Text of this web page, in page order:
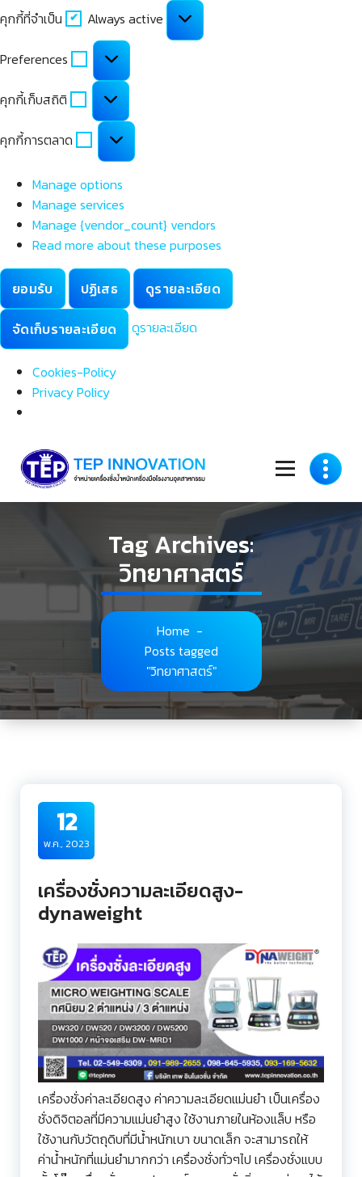
คุกกี้ที่จำเป็น
ที่
จำเป็น
Always active
Preferences Preferences
คุกกี้เก็บสถิติ
คุกกี้
เก็บ
สถิติ
คุกกี้การตลาด
คุกกี้
การ
Manage options
Manage services
Manage {vendor_count} vendors
Read more about these purposes
ยอมรับ ปฏิเสธ ดูรายละเอียด
จัดเก็บรายละเอียด ดูรายละเอียด
Cookies-Policy
Privacy Policy
content
Tag Archives:
วิทยาศาสตร์
Home -
Posts tagged
"วิทยาศาสตร์"
12
พ.ค., 2023
เครื่องชั่งความละเอียดสูง-
dynaweight
เครื่องชั่งค่าละเอียดสูง ค่าความละเอียดแม่นยำ เป็นเครื่อง
ชั่งดิจิตอลที่มีความแม่นยำสูง ใช้งานภายในห้องแล็บ หรือ
ใช้งานกับวัตถุดิบที่มีน้ำหนักเบา ขนาดเล็ก จะสามารถให้
ค่าน้ำหนักที่แม่นยำมากกว่า เครื่องชั่งทั่วๆไป เครื่องชั่งแบบ